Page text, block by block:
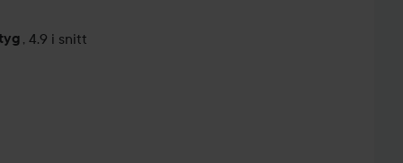
, 4.9 i snitt